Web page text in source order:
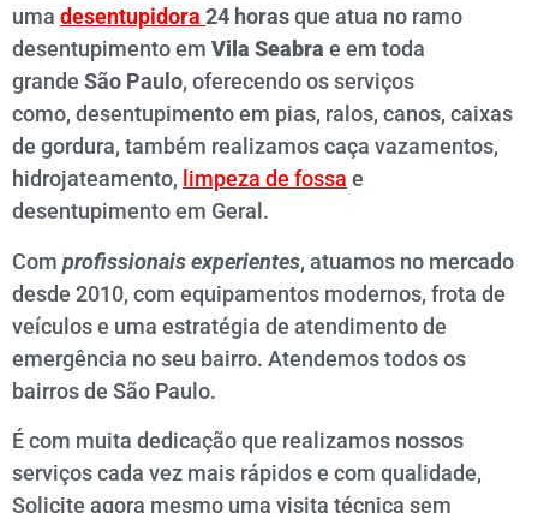
uma desentupidora 24 horasque atua no ramo
desentupimento em Vila Seabra e em toda
grande São Paulo, oferecendo os serviços
como, desentupimento em pias, ralos, canos, caixas
de gordura, também realizamos caça vazamentos,
hidrojateamento, limpeza de fossa e
desentupimento em Geral.
Com profissionais experientes, atuamos no mercado
desde 2010, com equipamentos modernos, frota de
veículos e uma estratégia de atendimento de
emergência no seu bairro. Atendemos todos os
bairros de São Paulo.
É com muita dedicação que realizamos nossos
serviços cada vez mais rápidos e com qualidade,
Solicite agora mesmo uma visita técnica sem